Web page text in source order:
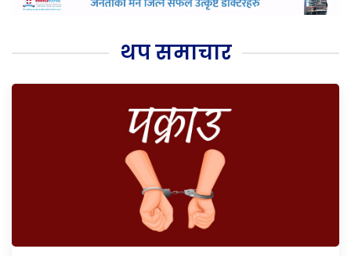
थप समाचार